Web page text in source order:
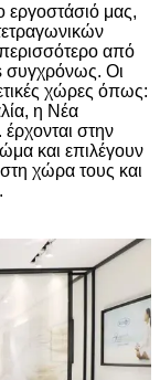
εργοστάσιό μας,
από
συγχρόνως. Οι
χώρες όπως:
η Νέα
στην
και επιλέγουν
χώρα τους και